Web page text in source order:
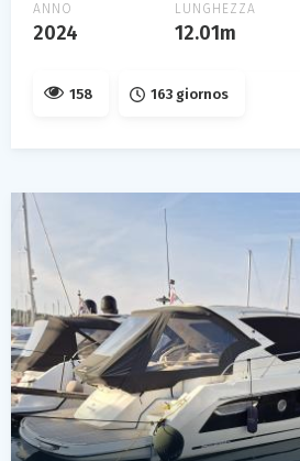
ANNO
2024
LUNGHEZZA
12.01m
158 163 giornos